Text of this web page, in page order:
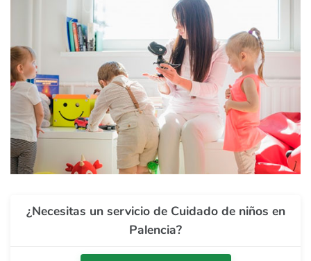
¿Necesitas un servicio de Cuidado de niños en
Palencia?